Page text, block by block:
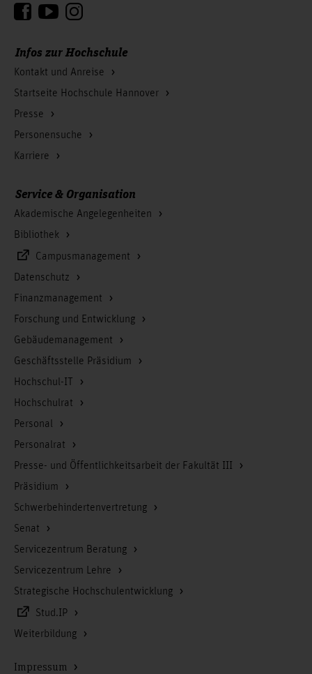
Infos zur Hochschule
Kontakt und Anreise
Startseite Hochschule Hannover
Presse
Personensuche
Karriere
Service & Organisation
Akademische Angelegenheiten
Bibliothek
Campusmanagement
Datenschutz
Finanzmanagement
Forschung und Entwicklung
Gebäudemanagement
Geschäftsstelle Präsidium
Hochschul-IT
Hochschulrat
Personal
Personalrat
Presse- und Öffentlichkeitsarbeit der Fakultät III
Präsidium
Schwerbehindertenvertretung
Senat
Servicezentrum Beratung
Servicezentrum Lehre
Strategische Hochschulentwicklung
Stud.IP
Weiterbildung
Impressum